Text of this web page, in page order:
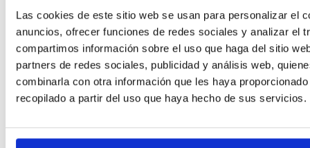
Las cookies de este sitio web se usan para personalizar el
anuncios, ofrecer funciones de redes sociales y analizar el
compartimos información sobre el uso que haga del sitio
partners de redes sociales, publicidad y análisis web,
combinarla con otra información que les haya
recopilado a partir del uso que haya hecho de sus servicios.